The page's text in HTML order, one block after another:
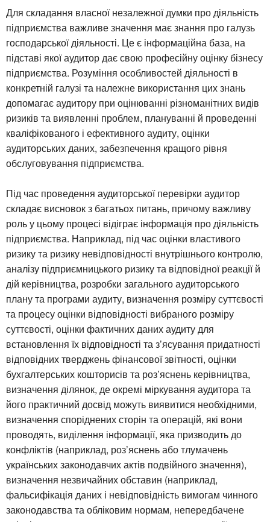
Для складання власної незалежної думки про діяльність
підприємства важливе значення має знання про галузь
господарської діяльності. Це є інформаційна база, на
підставі якої аудитор дає свою професійну оцінку бізнесу
підприємства. Розуміння особливостей діяльності в
конкретній галузі та належне використання цих знань
допомагає аудитору при оцінюванні різноманітних видів
ризиків та виявленні проблем, плануванні й проведенні
кваліфікованого і ефективного аудиту, оцінки
аудиторських даних, забезпечення кращого рівня
обслуговування підприємства.
Під час проведення аудиторської перевірки аудитор
складає висновок з багатьох питань, причому важливу
роль у цьому процесі відіграє інформація про діяльність
підприємства. Наприклад, під час оцінки властивого
ризику та ризику невідповідності внутрішнього контролю,
аналізу підприємницького ризику та відповідної реакції й
дій керівництва, розробки загального аудиторського
плану та програми аудиту, визначення розміру суттєвості
та процесу оцінки відповідності вибраного розміру
суттєвості, оцінки фактичних даних аудиту для
встановлення їх відповідності та з’ясування придатності
відповідних тверджень фінансової звітності, оцінки
бухгалтерських кошторисів та роз’яснень керівництва,
визначення ділянок, де окремі міркування аудитора та
його практичний досвід можуть виявитися необхідними,
визначення споріднених сторін та операцій, які вони
проводять, виділення інформації, яка призводить до
конфліктів (наприклад, роз’яснень або тлумачень
українських законодавчих актів подвійного значення),
визначення незвичайних обставин (наприклад,
фальсифікація даних і невідповідність вимогам чинного
законодавства та обліковим нормам, непередбачене